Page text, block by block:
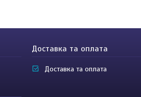
Доставка та оплата
Доставка та оплата